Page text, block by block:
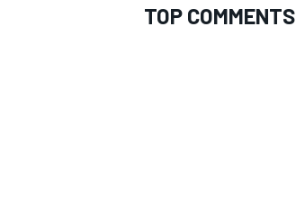
TOP COMMENTS